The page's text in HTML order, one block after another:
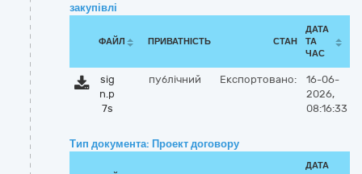
закупівлі
ФАЙЛ ПРИВАТНІСТЬ СТАН
ДАТА
ТА
ЧАС
sig
n.p
7s
публічний Експортовано:
16-06-
2026,
08:16:33
Тип документа: Проект договору
ДАТА